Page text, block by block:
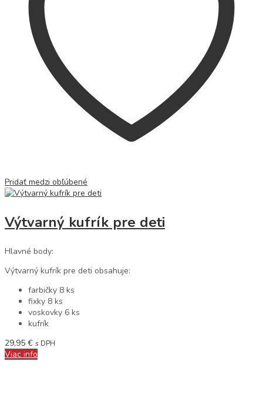
Pridať medzi obľúbené
Výtvarný kufrík pre deti
Hlavné body:
Výtvarný kufrík pre deti obsahuje:
farbičky 8 ks
fixky 8 ks
voskovky 6 ks
kufrík
29,95 € s DPH
Viac info